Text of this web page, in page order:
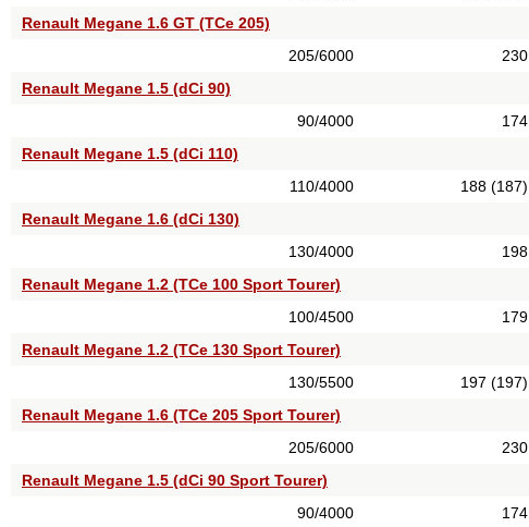
Renault Megane 1.6 GT (TCe 205)
205/6000
230
Renault Megane 1.5 (dCi 90)
90/4000
174
Renault Megane 1.5 (dCi 110)
110/4000
188 (187)
Renault Megane 1.6 (dCi 130)
130/4000
198
Renault Megane 1.2 (TCe 100 Sport Tourer)
100/4500
179
Renault Megane 1.2 (TCe 130 Sport Tourer)
130/5500
197 (197)
Renault Megane 1.6 (TCe 205 Sport Tourer)
205/6000
230
Renault Megane 1.5 (dCi 90 Sport Tourer)
90/4000
174